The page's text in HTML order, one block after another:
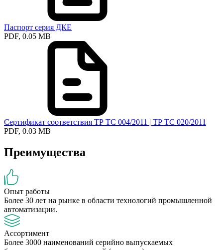
Паспорт серия ДКЕ
PDF, 0.05 MB
Сертификат соответствия ТР ТС 004/2011 | ТР ТС 020/2011
PDF, 0.03 MB
Преимущества
Опыт работы
Более 30 лет на рынке в области технологий промышленной
автоматизации.
Ассортимент
Более 3000 наименований серийно выпускаемых